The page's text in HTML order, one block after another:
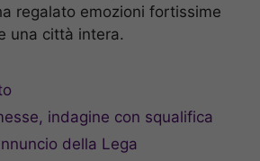
regalato emozioni fortissime
una città intera.
indagine con squalifica
della Lega